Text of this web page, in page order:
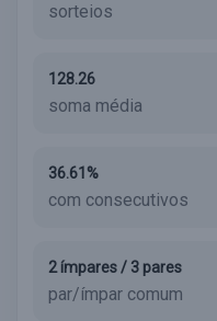
sorteios
128.26
soma média
36.61%
com consecutivos
2 ímpares / 3 pares
par/ímpar comum